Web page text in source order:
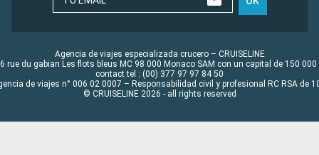
Agencia de viajes especializada crucero – CRUISELINE
rue du gabian Les flots bleus MC 98 000 Monaco SAM con un capital de 150 000
contact tel : (00) 377 97 97 84 50
de viajes n° 006 02 0007 – Responsabilidad civil y profesional RC RSA de
© CRUISELINE 2026 - all rights reserved